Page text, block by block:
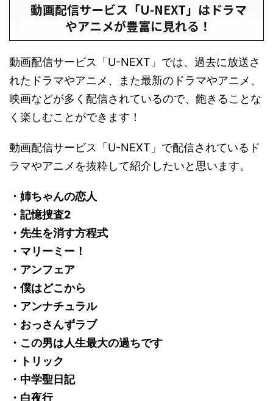
動画配信サービス「U-NEXT」はドラマ
やアニメが豊富に見れる！
動画配信サービス「U-NEXT」では、過去に放送さ
れたドラマやアニメ、また最新のドラマやアニメ、
映画などが多く配信されているので、飽きることな
く楽しむことができます！
動画配信サービス「U-NEXT」で配信されているド
ラマやアニメを抜粋して紹介したいと思います。
・姉ちゃんの恋人
・記憶捜査2
・先生を消す方程式
・マリーミー！
・アンフェア
・僕はどこから
・アンナチュラル
・おっさんずラブ
・この男は人生最大の過ちです
・トリック
・中学聖日記
・白夜行